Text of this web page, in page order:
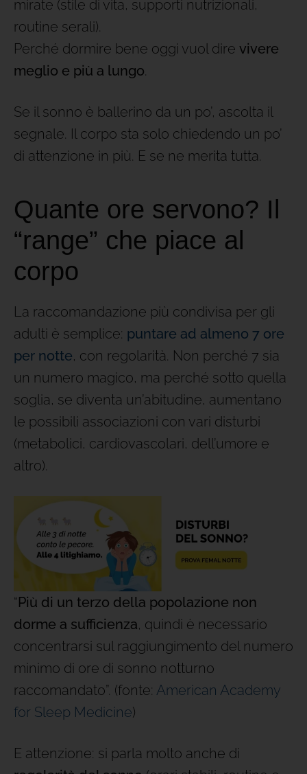
mirate (stile di vita, supporti nutrizionali,
routine serali).
Perché dormire bene oggi vuol dire vivere
meglio e più a lungo.
Se il sonno è ballerino da un po’, ascolta il
segnale. Il corpo sta solo chiedendo un po’
di attenzione in più. E se ne merita tutta.
Quante ore servono? Il
“range” che piace al
corpo
La raccomandazione più condivisa per gli
adulti è semplice: puntare ad almeno 7 ore
per notte, con regolarità. Non perché 7 sia
un numero magico, ma perché sotto quella
soglia, se diventa un’abitudine, aumentano
le possibili associazioni con vari disturbi
(metabolici, cardiovascolari, dell’umore e
altro).
“Più di un terzo della popolazione non
dorme a sufficienza, quindi è necessario
concentrarsi sul raggiungimento del numero
minimo di ore di sonno notturno
raccomandato”. (fonte: American Academy
for Sleep Medicine)
E attenzione: si parla molto anche di